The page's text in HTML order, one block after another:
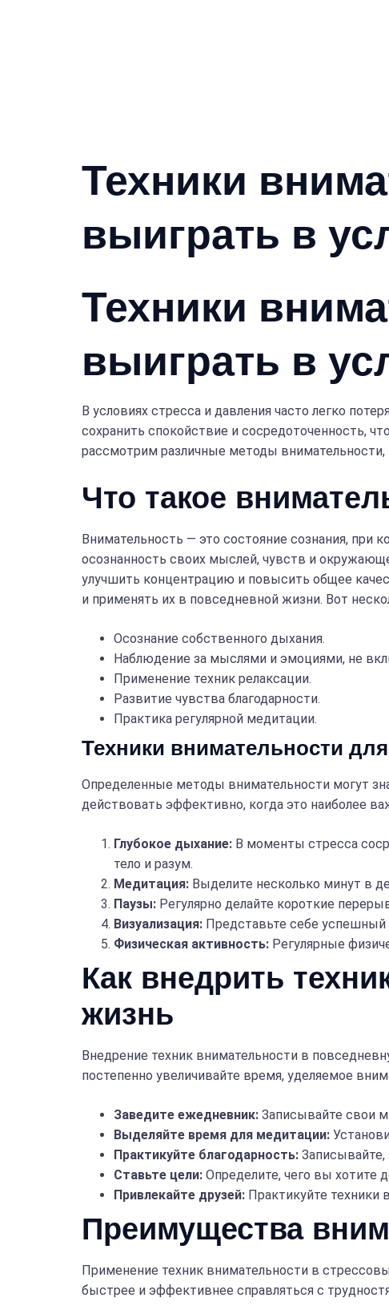
Техники
выиграть в
Техники
выиграть в
В условиях стресса и давления часто легко
сохранить спокойствие и сосредоточенность,
рассмотрим различные методы
Что такое
Внимательность — это состояние сознания,
осознанность своих мыслей, чувств и
улучшить концентрацию и повысить общее
и применять их в повседневной жизни. Вот
Осознание собственного дыхания.
Наблюдение за мыслями и эмоциями, не
Применение техник релаксации.
Развитие чувства благодарности.
Практика регулярной медитации.
Техники внимательности
Определенные методы внимательности могут
действовать эффективно, когда это наиболее
Глубокое дыхание: В моменты стресса
тело и разум.
Медитация: Выделите несколько минут в
Паузы: Регулярно делайте короткие
Визуализация: Представьте себе успешный
Физическая активность: Регулярные
Как внедрить
жизнь
Внедрение техник внимательности в
постепенно увеличивайте время, уделяемое
Заведите ежедневник: Записывайте свои
Выделяйте время для медитации:
Практикуйте благодарность:
Ставьте цели: Определите, чего вы хотите
Привлекайте друзей: Практикуйте техники
Преимущества
Применение техник внимательности в
быстрее и эффективнее справляться с